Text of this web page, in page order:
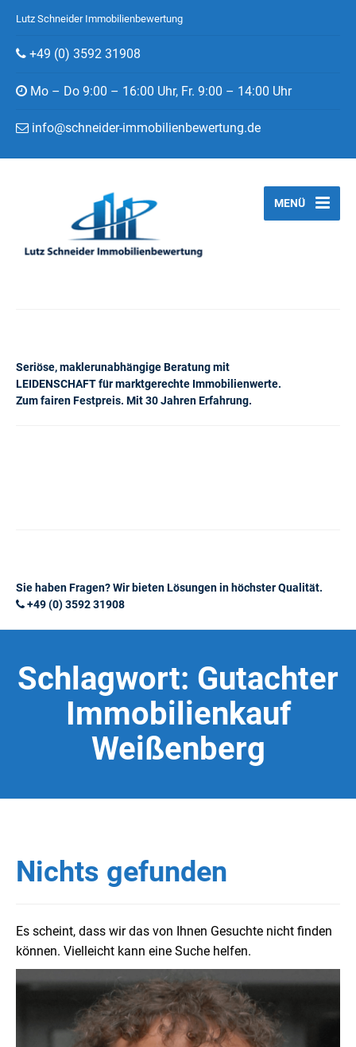
Lutz Schneider Immobilienbewertung
+49 (0) 3592 31908
Mo – Do 9:00 – 16:00 Uhr, Fr. 9:00 – 14:00 Uhr
info@schneider-immobilienbewertung.de
Seriöse, maklerunabhängige Beratung mit
LEIDENSCHAFT für marktgerechte Immobilienwerte.
Zum fairen Festpreis. Mit 30 Jahren Erfahrung.
MENÜ
Sie haben Fragen? Wir bieten Lösungen in höchster Qualität.
+49 (0) 3592 31908
Schlagwort: Gutachter
Immobilienkauf
Weißenberg
Nichts gefunden
Es scheint, dass wir das von Ihnen Gesuchte nicht finden
können. Vielleicht kann eine Suche helfen.